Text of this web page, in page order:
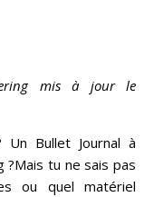
Un Bullet Journal à
tu ne sais pas
ou quel matériel